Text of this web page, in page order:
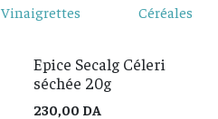
Vinaigrettes
Céréales
Epice Secalg Céleri
séchée 20g
230,00 DA